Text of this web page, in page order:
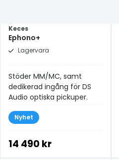
Keces
Ephono+
Lagervara
Stöder MM/MC, samt
dedikerad ingång för DS
Audio optiska pickuper.
Nyhet
14 490 kr